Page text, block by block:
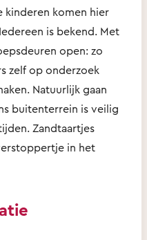
kinderen komen hier
is bekend. Met
open: zo
zelf op onderzoek
Natuurlijk gaan
buitenterrein is veilig
Zandtaartjes
in het